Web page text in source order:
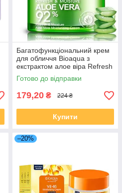
Багатофункціональний крем
для обличчя Bioaqua з
екстрактом алое віра Refresh
& Moisture Aloe Vera 92%
Cream, 50г
Готово до відправки
179,20 ₴ 224 ₴
Купити
–20%